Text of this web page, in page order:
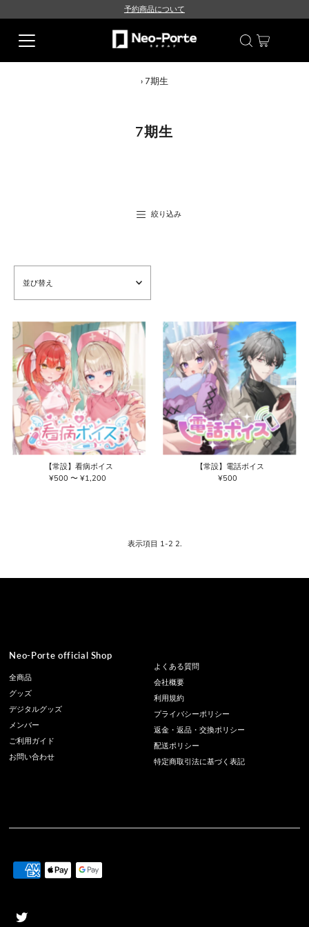
予約商品について
› 7期生
7期生
絞り込み
価格の安い順
新着順
古い商品順
【常設】看病ボイス
通
¥500 〜 ¥1,200
【常設】電話ボイス
通
¥500
表示項目 1-2 2.
Neo-Porte official Shop
全商品
グッズ
デジタルグッズ
メンバー
ご利用ガイド
お問い合わせ
よくある質問
会社概要
利用規約
プライバシーポリシー
返金・返品・交換ポリシー
配送ポリシー
特定商取引法に基づく表記